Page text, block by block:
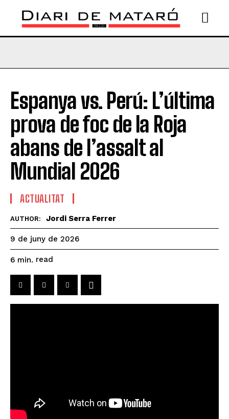
Espanya vs. Perú: L’última
prova de foc de la Roja
abans de l’assalt al
Mundial 2026
ACTUALITAT
AUTHOR: Jordi Serra Ferrer
9 de juny de 2026
6 min. read